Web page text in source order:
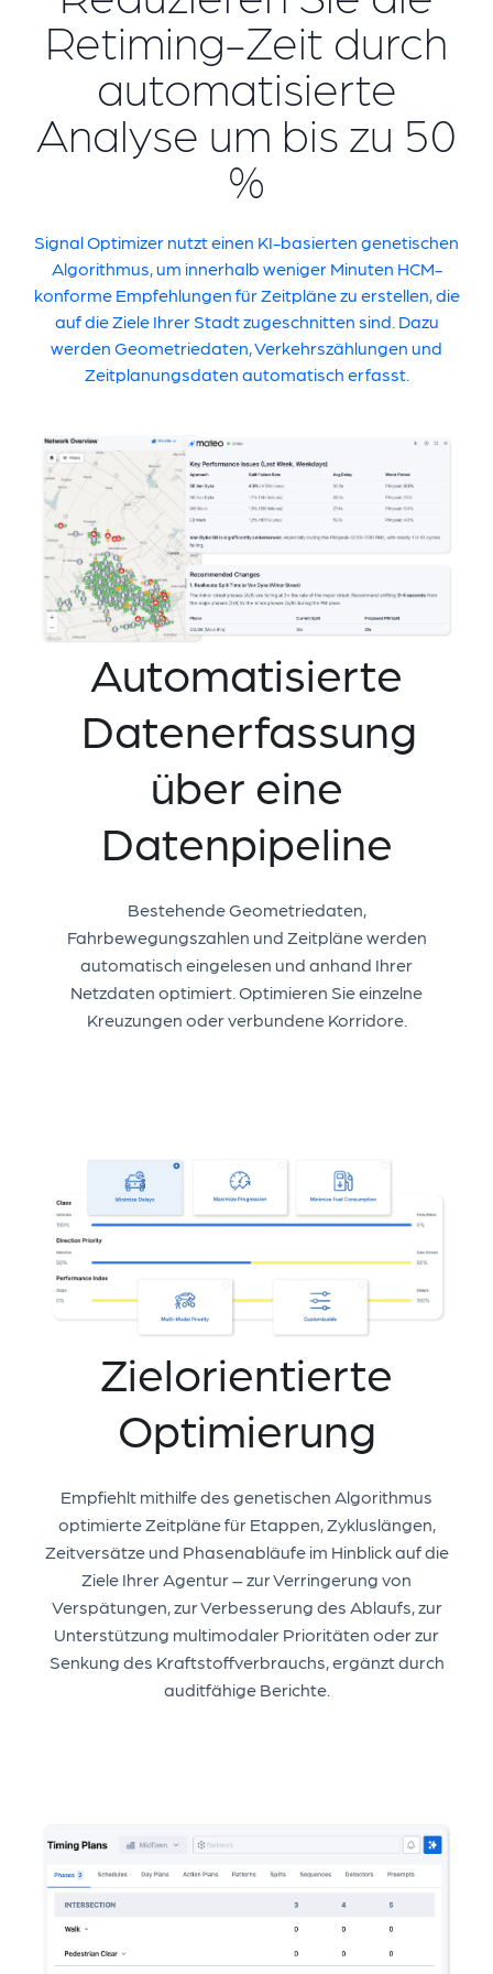
Retiming-Zeit durch
automatisierte
Analyse um bis zu 50
%
Signal Optimizer nutzt einen KI-basierten genetischen
Algorithmus, um innerhalb weniger Minuten HCM-
konforme Empfehlungen für Zeitpläne zu erstellen, die
auf die Ziele Ihrer Stadt zugeschnitten sind. Dazu
werden Geometriedaten, Verkehrszählungen und
Zeitplanungsdaten automatisch erfasst.
Automatisierte
Datenerfassung
über eine
Datenpipeline
Bestehende Geometriedaten,
Fahrbewegungszahlen und Zeitpläne werden
automatisch eingelesen und anhand Ihrer
Netzdaten optimiert. Optimieren Sie einzelne
Kreuzungen oder verbundene Korridore.
Zielorientierte
Optimierung
Empfiehlt mithilfe des genetischen Algorithmus
optimierte Zeitpläne für Etappen, Zykluslängen,
Zeitversätze und Phasenabläufe im Hinblick auf die
Ziele Ihrer Agentur – zur Verringerung von
Verspätungen, zur Verbesserung des Ablaufs, zur
Unterstützung multimodaler Prioritäten oder zur
Senkung des Kraftstoffverbrauchs, ergänzt durch
auditfähige Berichte.